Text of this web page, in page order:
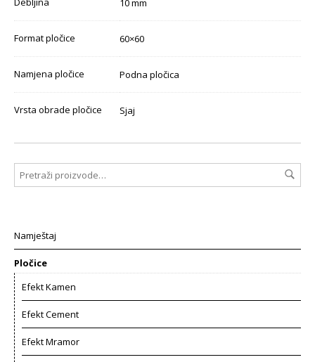
10 mm
Format pločice 60×60
Namjena pločice Podna pločica
Vrsta obrade pločice Sjaj
Namještaj
Pločice
Efekt Kamen
Efekt Cement
Efekt Mramor